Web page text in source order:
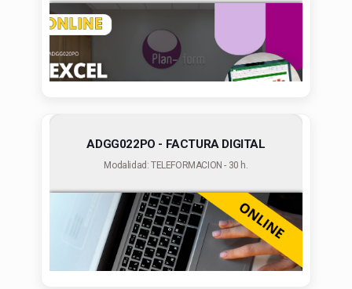
ADGG022PO - FACTURA DIGITAL
Modalidad: TELEFORMACION - 30 h.